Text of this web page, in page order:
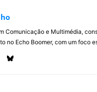
Comunicação e Multimédia,
no Echo Boomer, com um foco